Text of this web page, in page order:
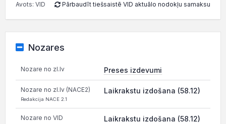
Avots: VID Pārbaudīt tiešsaistē VID aktuālo nodokļu samaksu
Nozares
Nozare no zl.lv Preses izdevumi
Nozare no zl.lv (NACE2)
Redakcija NACE 2.1
Laikrakstu izdošana (58.12)
Nozare no VID Laikrakstu izdošana (58.12)